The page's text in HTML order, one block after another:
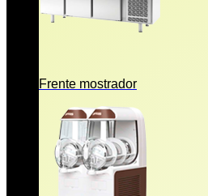
Frente mostrador